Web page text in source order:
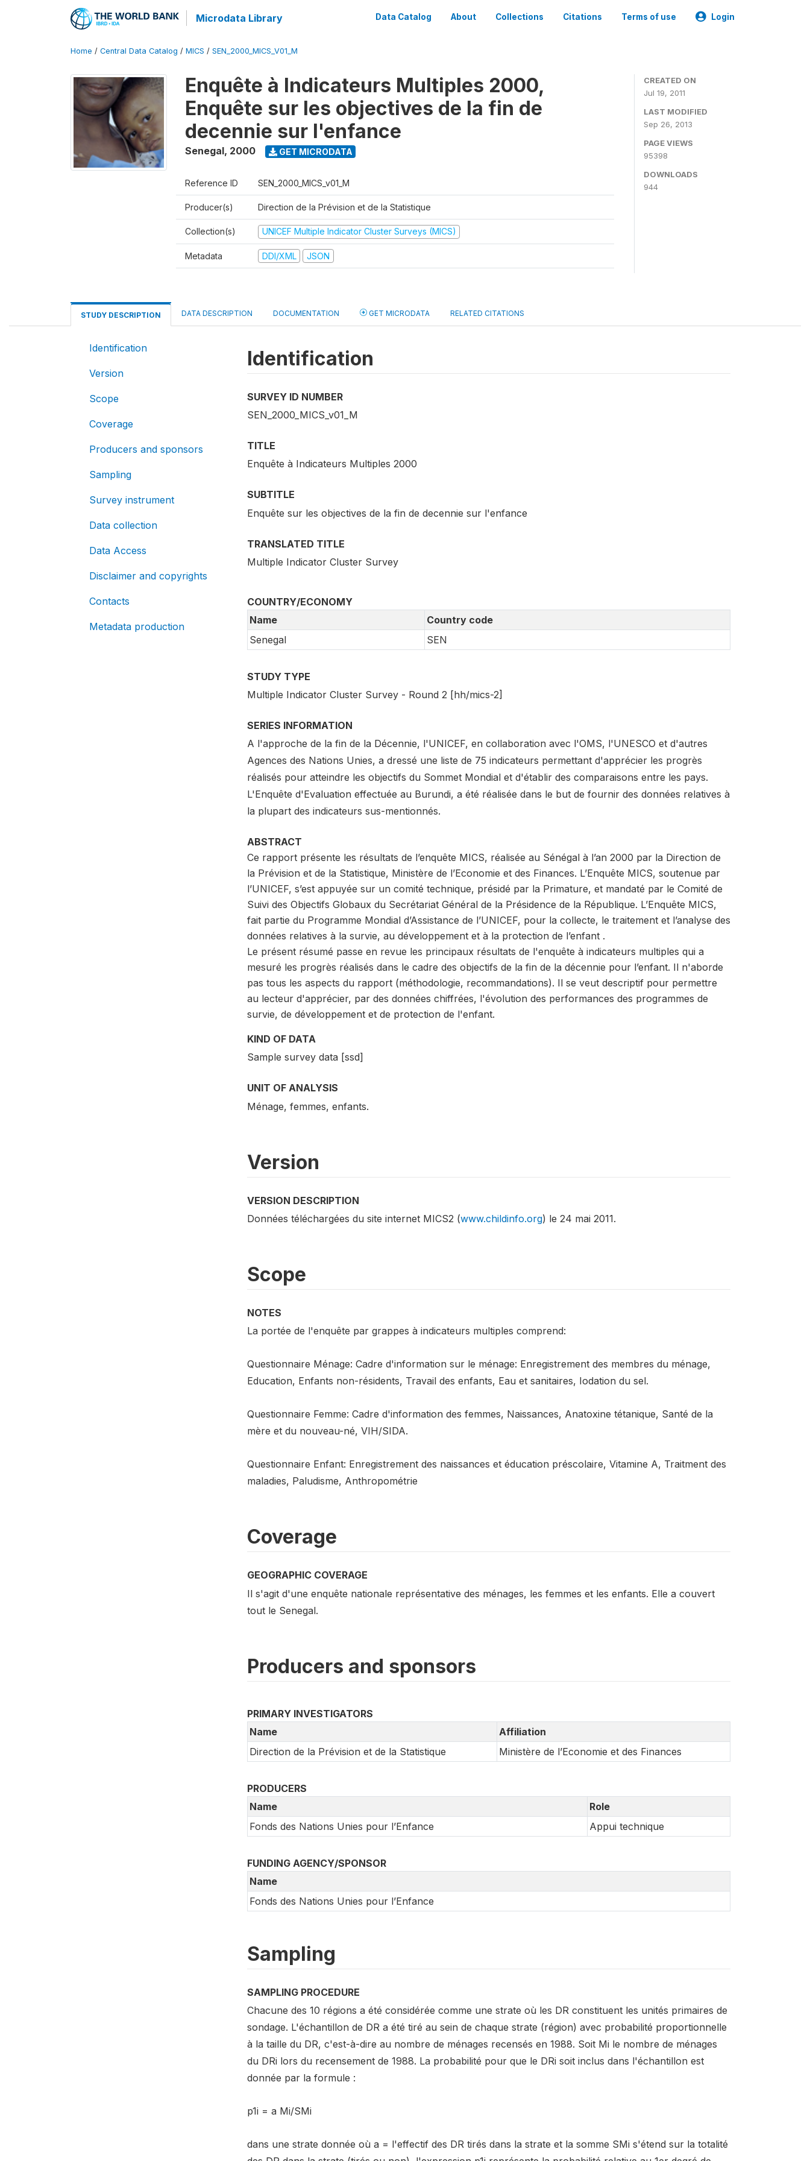
Microdata Library Data Catalog About Collections Citations Terms of use Login
Home / Central Data Catalog / MICS / SEN_2000_MICS_V01_M
Enquête à Indicateurs Multiples 2000,
Enquête sur les objectives de la fin de
decennie sur l'enfance
Senegal, 2000 GET MICRODATA
Reference ID SEN_2000_MICS_v01_M
Producer(s) Direction de la Prévision et de la Statistique
Collection(s) UNICEF Multiple Indicator Cluster Surveys (MICS)
Metadata DDI/XML JSON
CREATED ON
Jul 19, 2011
LAST MODIFIED
Sep 26, 2013
PAGE VIEWS
95398
DOWNLOADS
944
STUDY DESCRIPTION DATA DESCRIPTION DOCUMENTATION GET MICRODATA RELATED CITATIONS
Identification
Version
Scope
Coverage
Producers and sponsors
Sampling
Survey instrument
Data collection
Data Access
Disclaimer and copyrights
Contacts
Metadata production
Identification
SURVEY ID NUMBER
SEN_2000_MICS_v01_M
TITLE
Enquête à Indicateurs Multiples 2000
SUBTITLE
Enquête sur les objectives de la fin de decennie sur l'enfance
TRANSLATED TITLE
Multiple Indicator Cluster Survey
COUNTRY/ECONOMY
Name
Country code
Senegal
SEN
STUDY TYPE
Multiple Indicator Cluster Survey - Round 2 [hh/mics-2]
SERIES INFORMATION
A l'approche de la fin de la Décennie, l'UNICEF, en collaboration avec l'OMS, l'UNESCO et d'autres
Agences des Nations Unies, a dressé une liste de 75 indicateurs permettant d'apprécier les progrès
réalisés pour atteindre les objectifs du Sommet Mondial et d'établir des comparaisons entre les pays.
L'Enquête d'Evaluation effectuée au Burundi, a été réalisée dans le but de fournir des données relatives à
la plupart des indicateurs sus-mentionnés.
ABSTRACT
Ce rapport présente les résultats de l’enquête MICS, réalisée au Sénégal à l’an 2000 par la Direction de
la Prévision et de la Statistique, Ministère de l’Economie et des Finances. L’Enquête MICS, soutenue par
l’UNICEF, s’est appuyée sur un comité technique, présidé par la Primature, et mandaté par le Comité de
Suivi des Objectifs Globaux du Secrétariat Général de la Présidence de la République. L’Enquête MICS,
fait partie du Programme Mondial d’Assistance de l’UNICEF, pour la collecte, le traitement et l’analyse des
données relatives à la survie, au développement et à la protection de l’enfant .
Le présent résumé passe en revue les principaux résultats de l'enquête à indicateurs multiples qui a
mesuré les progrès réalisés dans le cadre des objectifs de la fin de la décennie pour l’enfant. Il n'aborde
pas tous les aspects du rapport (méthodologie, recommandations). Il se veut descriptif pour permettre
au lecteur d'apprécier, par des données chiffrées, l'évolution des performances des programmes de
survie, de développement et de protection de l'enfant.
KIND OF DATA
Sample survey data [ssd]
UNIT OF ANALYSIS
Ménage, femmes, enfants.
Version
VERSION DESCRIPTION
Données téléchargées du site internet MICS2 (www.childinfo.org) le 24 mai 2011.
Scope
NOTES
La portée de l'enquête par grappes à indicateurs multiples comprend:
Questionnaire Ménage: Cadre d'information sur le ménage: Enregistrement des membres du ménage,
Education, Enfants non-résidents, Travail des enfants, Eau et sanitaires, Iodation du sel.
Questionnaire Femme: Cadre d'information des femmes, Naissances, Anatoxine tétanique, Santé de la
mère et du nouveau-né, VIH/SIDA.
Questionnaire Enfant: Enregistrement des naissances et éducation préscolaire, Vitamine A, Traitment des
maladies, Paludisme, Anthropométrie
Coverage
GEOGRAPHIC COVERAGE
Il s'agit d'une enquête nationale représentative des ménages, les femmes et les enfants. Elle a couvert
tout le Senegal.
Producers and sponsors
PRIMARY INVESTIGATORS
Name
Affiliation
Direction de la Prévision et de la Statistique
Ministère de l’Economie et des Finances
PRODUCERS
Name
Role
Fonds des Nations Unies pour l’Enfance
Appui technique
FUNDING AGENCY/SPONSOR
Name
Fonds des Nations Unies pour l’Enfance
Sampling
SAMPLING PROCEDURE
Chacune des 10 régions a été considérée comme une strate où les DR constituent les unités primaires de
sondage. L'échantillon de DR a été tiré au sein de chaque strate (région) avec probabilité proportionnelle
à la taille du DR, c'est-à-dire au nombre de ménages recensés en 1988. Soit Mi le nombre de ménages
du DRi lors du recensement de 1988. La probabilité pour que le DRi soit inclus dans l'échantillon est
donnée par la formule :
p1i = a Mi/SMi
dans une strate donnée où a = l'effectif des DR tirés dans la strate et la somme SMi s'étend sur la totalité